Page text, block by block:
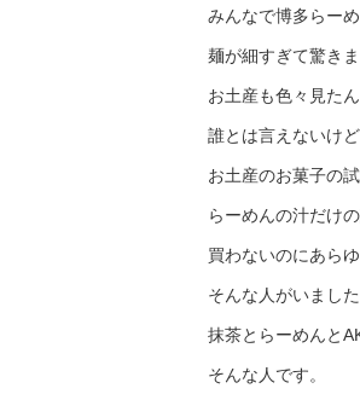
みんなで博多らー
麺が細すぎて驚きま
お土産も色々見たん
誰とは言えないけど
お土産のお菓子の
らーめんの汁だけ
買わないのにあら
そんな人がいました
抹茶とらーめんと
そんな人です。